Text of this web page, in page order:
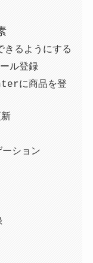
るようにする
ル登録
に商品を登
ション